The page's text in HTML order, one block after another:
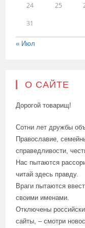
24 25
31
« Июл
О САЙТЕ
Дорогой товарищ!
Сотни лет дружбы
Православие,
справедливости,
Нас пытаются
читай здесь правду.
Враги пытаются
своими именами.
Отключены
сайты, – смотри